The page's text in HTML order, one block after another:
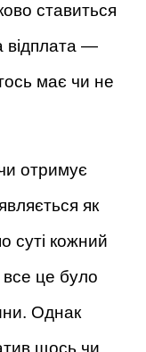
ставиться
відплата —
має чи не
отримує
як
суті кожний
все це було
Однак
щось чи